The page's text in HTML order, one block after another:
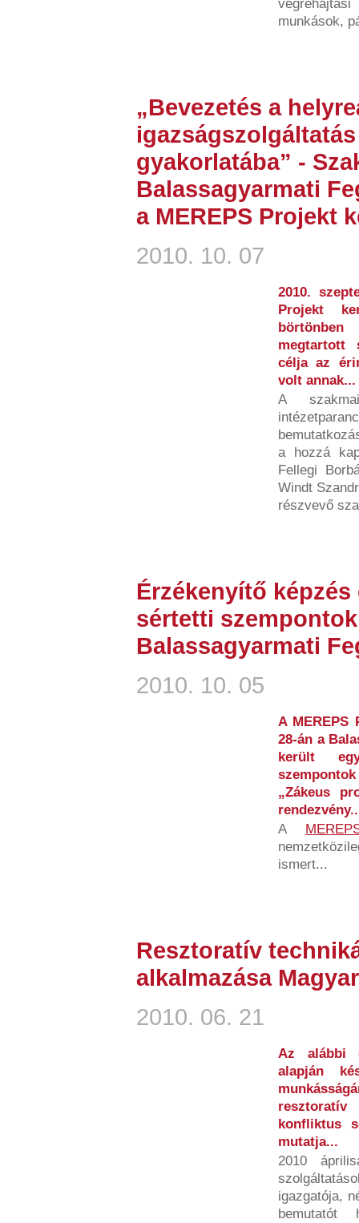
munkások,
„Bevezetés a
gyakorlatába” -
Balassagyarmati
a MEREPS Projekt
2010. 10. 07
2010.
Projekt
megtartott
célja az
volt annak...
A
a hozzá
Fellegi
Windt
részvevő
Érzékenyítő
sértetti
Balassagyarmati
2010. 10. 05
A MEREPS
28-án a
került
„Zákeus
A
ismert...
Resztoratív
alkalmazása
2010. 06. 21
Az alábbi
alapján
resztoratív
konfliktus
mutatja...
2010
igazgatója,
bemutatót